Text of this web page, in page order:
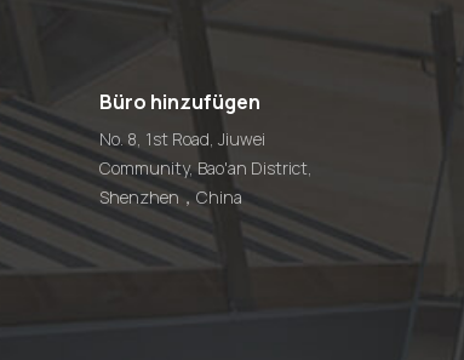
Büro hinzufügen
No. 8, 1st Road, Jiuwei
Community, Bao'an District,
Shenzhen，China